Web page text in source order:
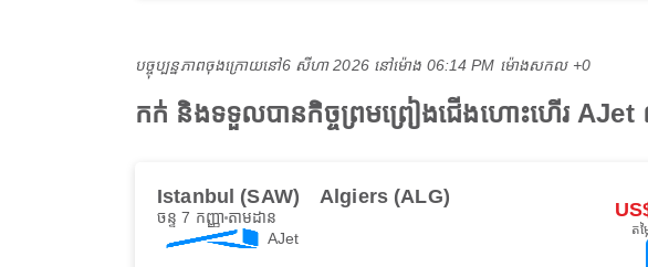
បច្ចុប្បន្នភាពចុងក្រោយនៅ6 សីហា 2026 នៅ​ម៉ោង 06:14 PM ម៉ោង​សកល +0
កក់ និងទទួលបានកិច្ចព្រមព្រៀងជើងហោះហើរ
Istanbul (SAW) Algiers (ALG)
ចន្ទ 7 កញ្ញា តាមដាន
AJet
តម្